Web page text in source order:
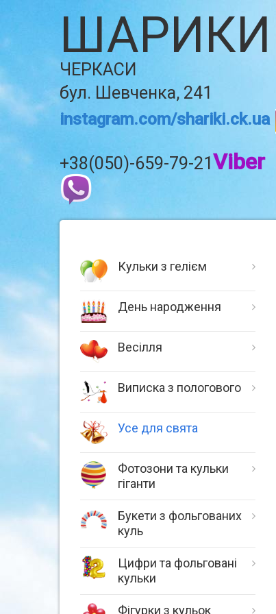
ШАРИКИ
ЧЕРКАСИ
бул. Шевченка, 241
instagram.com/shariki.ck.ua
+38(050)-659-79-21Viber
Кульки з гелієм
День народження
Весілля
Виписка з пологового
Усе для свята
Фотозони та кульки
гіганти
Букети з фольгованих
куль
Цифри та фольговані
кульки
Фігурки з кульок